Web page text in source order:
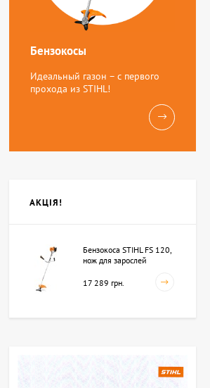
Бензокосы
Идеальный газон – с первого
прохода из STIHL!
АКЦІЯ!
Бензокоса STIHL FS 120,
нож для зарослей
17 289 грн.